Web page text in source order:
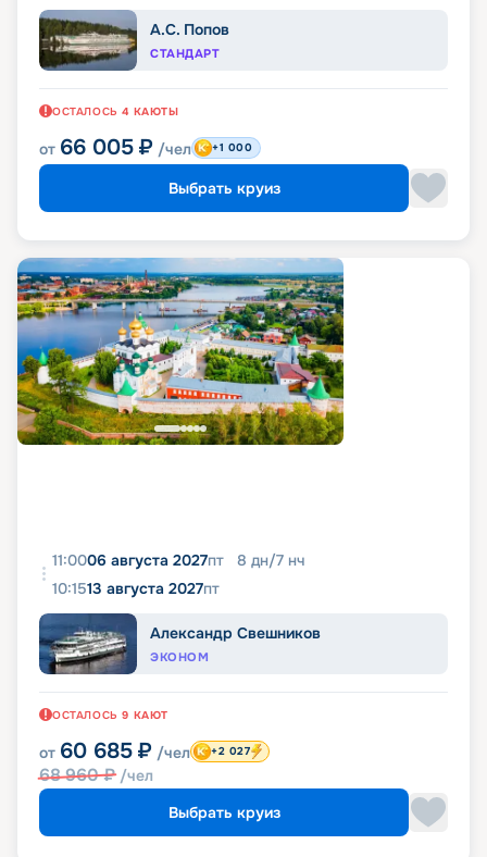
А.С. Попов
СТАНДАРТ
ОСТАЛОСЬ 4 КАЮТЫ
от 66 005 ₽ /чел +1 000
Выбрать круиз
11:0006 августа 2027пт 8 дн/7 нч
10:1513 августа 2027пт
Александр Свешников
ЭКОНОМ
ОСТАЛОСЬ 9 КАЮТ
от 60 685 ₽ /чел
68 960₽ /чел
+2 027
Выбрать круиз